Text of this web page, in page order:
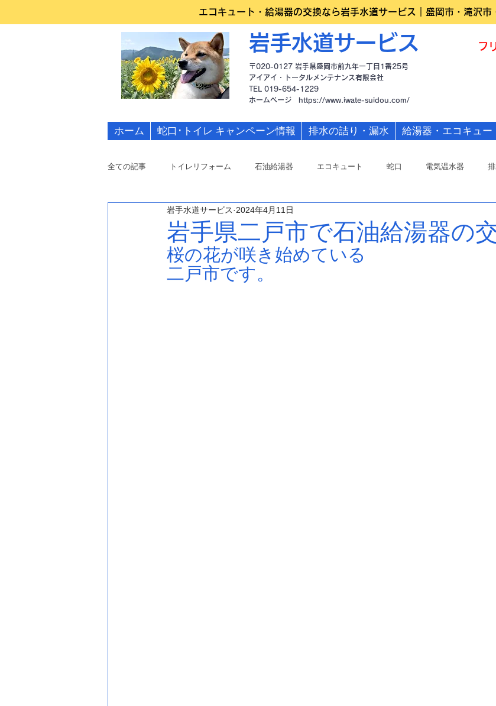
エコキュート・給湯器の交換なら岩手水道サービス｜盛岡市・滝沢市
岩手水道サービス
〒020-0127 岩手県盛岡市前九年一丁目1番25号
アイアイ・トータルメンテナンス有限会社
TEL 019-654-1229
​ホームページ https://www.iwate-suidou.com/
フ
ホーム 蛇口･トイレ キャンペーン情報 排水の詰り・漏水 給湯器・エコキュー
全ての記事 トイレリフォーム 石油給湯器 エコキュート 蛇口 電気温水器
岩手県二戸市で石油給湯器の
岩手水道サービス 2024年4月11日
桜の花が咲き始めている
二戸市です。